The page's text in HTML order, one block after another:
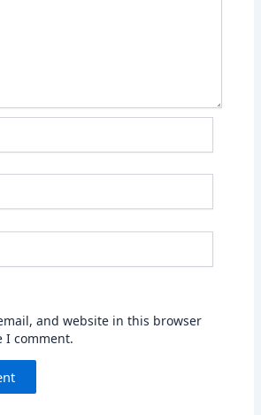
and website in this browser
I comment.